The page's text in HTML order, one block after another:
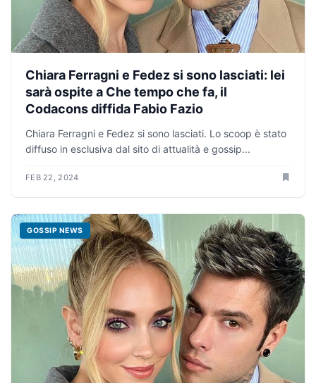
Chiara Ferragni e Fedez si sono lasciati: lei
sarà ospite a Che tempo che fa, il
Codacons diffida Fabio Fazio
Chiara Ferragni e Fedez si sono lasciati. Lo scoop è stato
diffuso in esclusiva dal sito di attualità e gossip...
FEB 22, 2024
GOSSIP NEWS